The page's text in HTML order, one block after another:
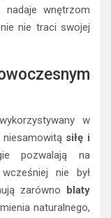
nadaje wnętrzom
nie traci swojej
w
siłę i
pozwalają na
nie był
zarówno
blaty
naturalnego,